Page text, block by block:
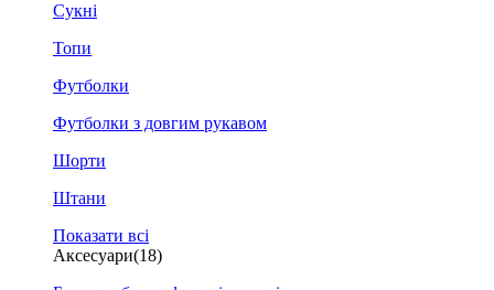
Сукні
Топи
Футболки
Футболки з довгим рукавом
Шорти
Штани
Показати всі
Аксесуари(18)